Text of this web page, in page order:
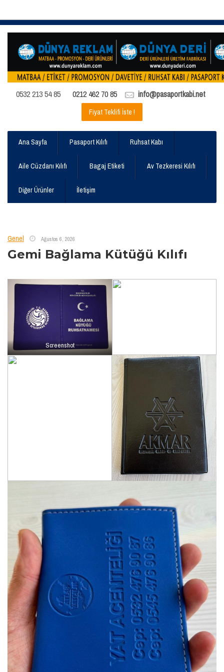
0532 213 54 85 0212 462 70 85 info@pasaportkabi.net
Fiyat Teklifi İste !
Ana Sayfa Pasaport Kılıfı Ruhsat Kabı
Aile Cüzdanı Kılıfı Bagaj Etiketi Av Tezkeresi Kılıfı
Diğer Ürünler İletişim
Genel Ağustos 6, 2026
Gemi Bağlama Kütüğü Kılıfı
Screenshot